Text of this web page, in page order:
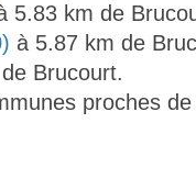
5.83 km de
à 5.87 km de
Brucourt.
proches